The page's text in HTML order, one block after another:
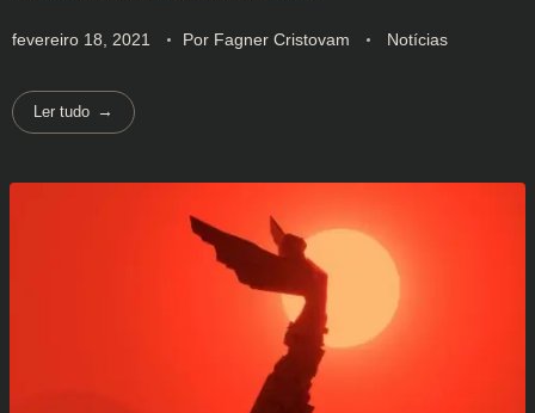
fevereiro 18, 2021 Por Fagner Cristovam Notícias
Ler tudo